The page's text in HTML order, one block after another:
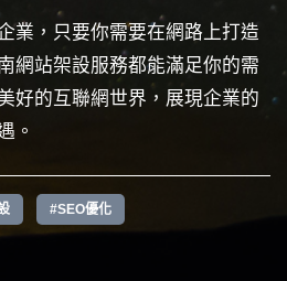
業，只要你需要在網路上打造
網站架設服務都能滿足你的需
好的互聯網世界，展現企業的
。
#SEO優化